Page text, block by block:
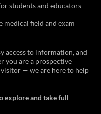
students and educators
field and exam
access to information, and
you are a prospective
— we are here to help
explore and take full